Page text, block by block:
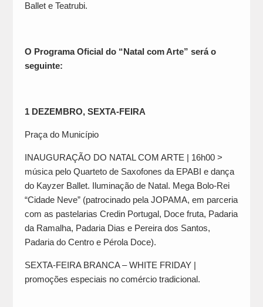
Ballet e Teatrubi.
O Programa Oficial do “Natal com Arte” será o
seguinte:
1 DEZEMBRO, SEXTA-FEIRA
Praça do Município
INAUGURAÇÃO DO NATAL COM ARTE | 16h00 >
música pelo Quarteto de Saxofones da EPABI e dança
do Kayzer Ballet. Iluminação de Natal. Mega Bolo-Rei
“Cidade Neve” (patrocinado pela JOPAMA, em parceria
com as pastelarias Credin Portugal, Doce fruta, Padaria
da Ramalha, Padaria Dias e Pereira dos Santos,
Padaria do Centro e Pérola Doce).
SEXTA-FEIRA BRANCA – WHITE FRIDAY |
promoções especiais no comércio tradicional.